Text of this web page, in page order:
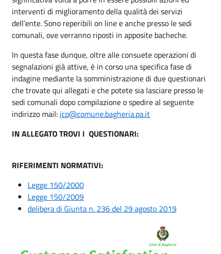
interventi di miglioramento della qualità dei servizi
dell’ente. Sono reperibili on line e anche presso le sedi
comunali, ove verranno riposti in apposite bacheche.
In questa fase dunque, oltre alle consuete operazioni di
segnalazioni già attive, è in corso una specifica fase di
indagine mediante la somministrazione di due questionari
che trovate qui allegati e che potete sia lasciare presso le
sedi comunali dopo compilazione o spedire al seguente
indirizzo mail: icp@comune.bagheria.pa.it
IN ALLEGATO TROVI I QUESTIONARI:
RIFERIMENTI NORMATIVI:
Legge 150/2000
Legge 150/2009
delibera di Giunta n. 236 del 29 agosto 2019